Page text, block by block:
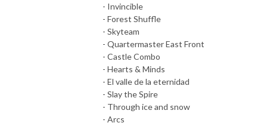
- Invincible
- Forest Shuffle
- Skyteam
- Quartermaster East Front
- Castle Combo
- Hearts & Minds
- El valle de la eternidad
- Slay the Spire
- Through ice and snow
- Arcs